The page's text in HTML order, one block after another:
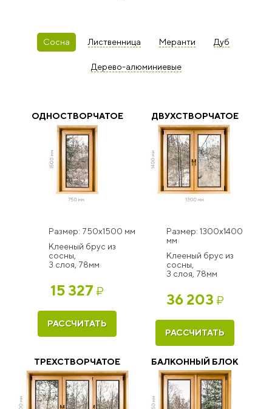
Сосна Лиственница Меранти Дуб
Дерево-алюминиевые
ОДНОСТВОРЧАТОЕ
Размер: 750x1500 мм
Клееный брус из
сосны,
3 слоя, 78мм
15 327 ₽
РАССЧИТАТЬ
ДВУХСТВОРЧАТОЕ
Размер: 1300x1400
мм
Клееный брус из
сосны,
3 слоя, 78мм
36 203 ₽
РАССЧИТАТЬ
ТРЕХСТВОРЧАТОЕ БАЛКОННЫЙ БЛОК